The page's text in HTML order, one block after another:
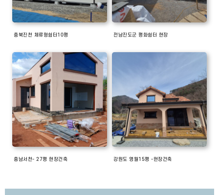
충북진천 체류형쉼터10평 전남진도군 평화쉼터 현장
충남서천- 27평 현장건축 강원도 영월15평 -현장건축